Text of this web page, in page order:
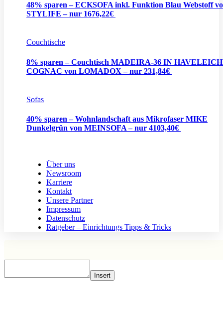
48% sparen – ECKSOFA inkl. Funktion Blau Webstoff
STYLIFE – nur 1676,22€
Couchtische
8% sparen – Couchtisch MADEIRA-36 IN
COGNAC von LOMADOX – nur 231,84€
Sofas
40% sparen – Wohnlandschaft aus Mikrofaser MIKE
Dunkelgrün von MEINSOFA – nur 4103,40€
Über uns
Newsroom
Karriere
Kontakt
Unsere Partner
Impressum
Datenschutz
Ratgeber – Einrichtungs Tipps & Tricks
Insert